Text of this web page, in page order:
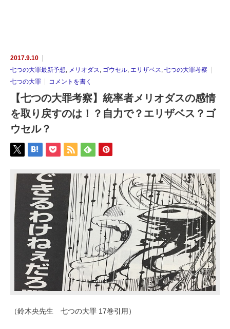
2017.9.10
七つの大罪最新予想, メリオダス, ゴウセル, エリザベス, 七つの大罪考察
七つの大罪
コメントを書く
【七つの大罪考察】統率者メリオダスの感情
を取り戻すのは！？自力で？エリザベス？ゴ
ウセル？
（鈴木央先生 七つの大罪 17巻引用）